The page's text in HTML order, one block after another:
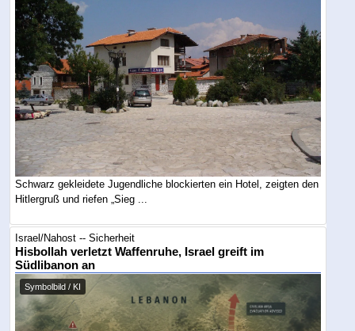
Schwarz gekleidete Jugendliche blockierten ein Hotel, zeigten den
Hitlergruß und riefen „Sieg ...
Israel/Nahost -- Sicherheit
Hisbollah verletzt Waffenruhe, Israel greift im
Südlibanon an
Symbolbild / KI